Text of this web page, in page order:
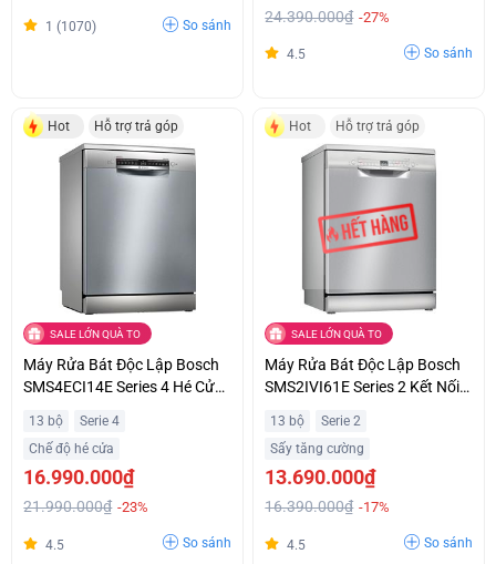
1 (1070) So sánh 24.390.000₫ -27%
4.5 So sánh
Hot Hỗ trợ trả góp
SALE LỚN QUÀ TO
Máy Rửa Bát Độc Lập Bosch
SMS4ECI14E Series 4 Hé Cửa
13 bộ
Serie 4
Chế độ hé cửa
16.990.000₫
21.990.000₫ -23%
4.5 So sánh
Hot Hỗ trợ trả góp
SALE LỚN QUÀ TO
Máy Rửa Bát Độc Lập Bosch
SMS2IVI61E Series 2 Kết Nối
Hỗ Trợ Trả Góp
13 bộ
Serie 2
Sấy tăng cường
13.690.000₫
16.390.000₫ -17%
4.5 So sánh